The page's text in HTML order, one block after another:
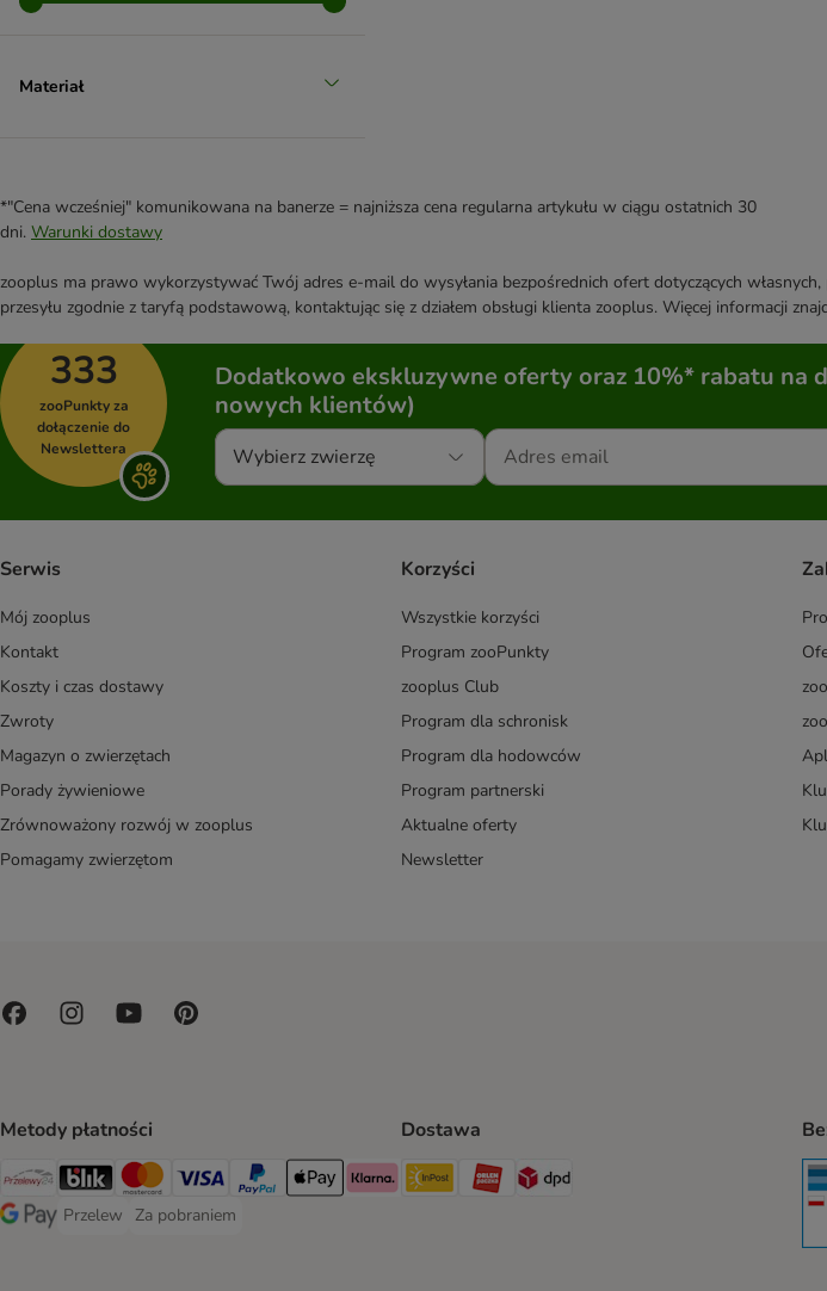
Materiał
*"Cena wcześniej" komunikowana na banerze = najniższa cena regularna artykułu w ciągu ostatnich 30
dni. Warunki dostawy
zooplus ma prawo wykorzystywać Twój adres e-mail do wysyłania bezpośrednich ofert dotyczących
przesyłu zgodnie z taryfą podstawową, kontaktując się z działem obsługi klienta zooplus. Więcej informacji
333
zooPunkty za
dołączenie do
Newslettera
Dodatkowo ekskluzywne oferty oraz 10%* rabatu na
nowych klientów)
Wybierz zwierzę
Serwis
Mój zooplus
Kontakt
Koszty i czas dostawy
Zwroty
Magazyn o zwierzętach
Porady żywieniowe
Zrównoważony rozwój w zooplus
Pomagamy zwierzętom
Korzyści
Wszystkie korzyści
Program zooPunkty
zooplus Club
Program dla schronisk
Program dla hodowców
Program partnerski
Aktualne oferty
Newsletter
Metody płatności
Przelewy24 Payment Method
Blik Payment Method
MasterCard Payment Method
Visa Payment Method
PayPal Payment Method
Apple Pay Payment Method
Klarna Payment Method
Google Pay Payment Method
Przelew
Przelew Payment Method
Za pobraniem
Za pobraniem Payment Method
Dostawa
Paczkomat® Shipping Method
ORLEN Paczka Shipping Method